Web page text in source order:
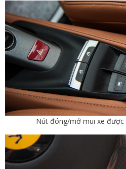
Nút đóng/mở mui xe được